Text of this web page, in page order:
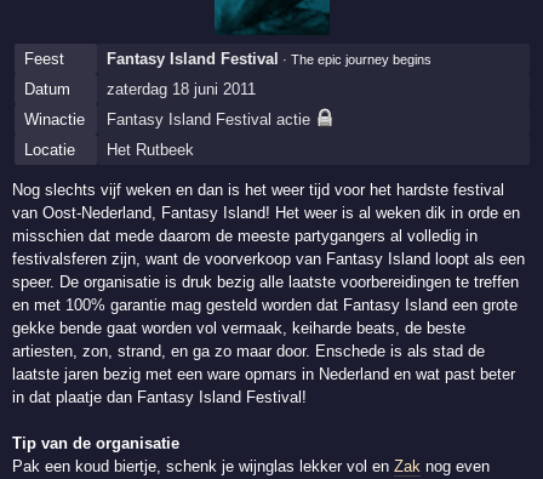
Feest Fantasy Island Festival · The epic journey begins
Datum
zaterdag 18 juni 2011
Winactie
Fantasy Island Festival actie
Locatie
Het Rutbeek
Nog slechts vijf weken en dan is het weer tijd voor het hardste festival
van Oost-Nederland, Fantasy Island! Het weer is al weken dik in orde en
misschien dat mede daarom de meeste partygangers al volledig in
festivalsferen zijn, want de voorverkoop van Fantasy Island loopt als een
speer. De organisatie is druk bezig alle laatste voorbereidingen te treffen
en met 100% garantie mag gesteld worden dat Fantasy Island een grote
gekke bende gaat worden vol vermaak, keiharde beats, de beste
artiesten, zon, strand, en ga zo maar door. Enschede is als stad de
laatste jaren bezig met een ware opmars in Nederland en wat past beter
in dat plaatje dan Fantasy Island Festival!
Tip van de organisatie
Pak een koud biertje, schenk je wijnglas lekker vol enZak nog even